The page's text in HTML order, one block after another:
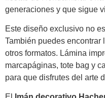
generaciones y que sigue
Este diseño exclusivo no
También puedes encontrar
otros formatos. Lámina
marcapáginas, tote bag y
para que disfrutes del arte